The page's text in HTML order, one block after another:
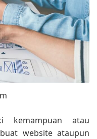
kemampuan atau
website ataupun